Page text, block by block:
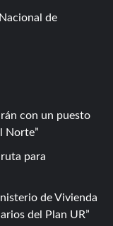
de
con un puesto
Norte
para
de Vivienda
del Plan UR